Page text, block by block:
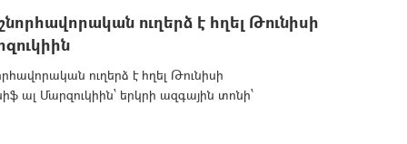
ուղերձ է հղել Թունիսի
ուղերձ է հղել Թունիսի
Մարզուկիին՝ երկրի ազգային տոնի՝